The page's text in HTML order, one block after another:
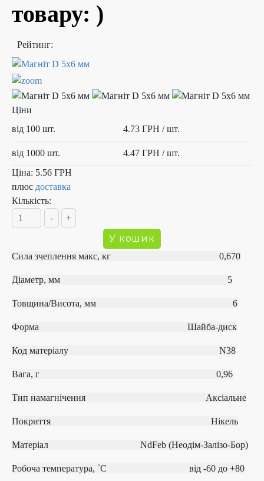
товару: )
Рейтинг:
Ціни
від 100 шт.
4.73 ГРН / шт.
від 1000 шт. 4.47 ГРН / шт.
Ціна: 5.56 ГРН
плюс доставка
Кількість:
Сила зчеплення макс, кг 0,670
Діаметр, мм 5
Товщина/Висота, мм 6
Форма Шайба-диск
Код матеріалу N38
Вага, г 0,96
Тип намагнічення Аксіальне
Покриття Нікель
Матеріал NdFeb (Неодім-Залізо-Бор)
Робоча температура, ˚С від ‐60 до +80